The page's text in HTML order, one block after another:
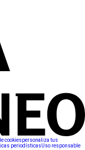
cookiespersonaliza tus
periodísticasUso responsable